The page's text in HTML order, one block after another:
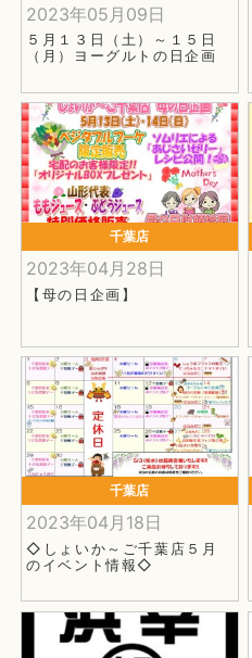
2023年05月09日
５月１３日（土）～１５日
（月）ヨーグルトの日企画
千葉店
2023年04月28日
【母の日企画】
千葉店
2023年04月18日
◇しょいか～ご千葉店５月
のイベント情報◇